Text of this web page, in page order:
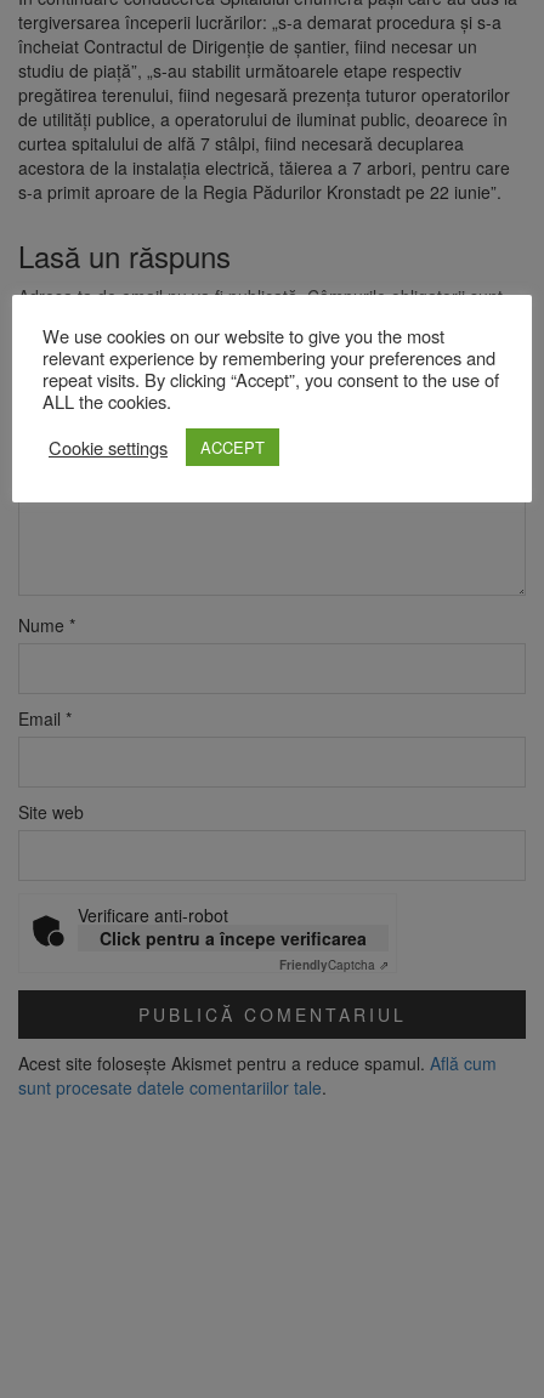
tergiversarea începerii lucrărilor: „s-a demarat procedura și s-a
încheiat Contractul de Dirigenție de șantier, fiind necesar un
studiu de piață”, „s-au stabilit următoarele etape respectiv
pregătirea terenului, fiind negesară prezența tuturor operatorilor
de utilități publice, a operatorului de iluminat public, deoarece în
curtea spitalului de alfă 7 stâlpi, fiind necesară decuplarea
acestora de la instalația electrică, tăierea a 7 arbori, pentru care
s-a primit aproare de la Regia Pădurilor Kronstadt pe 22 iunie”.
Lasă un răspuns
Adresa ta de email nu va fi publicată. Câmpurile obligatorii sunt
Comentariu*
Nume *
Email *
Site web
Verificare anti-robot
Click pentru a începe verificarea
FriendlyCaptcha ⇗
Acest site folosește Akismet pentru a reduce spamul. Află cum
sunt procesate datele comentariilor tale.
We use cookies on our website to give you the most
relevant experience by remembering your preferences and
repeat visits. By clicking “Accept”, you consent to the use of
ALL the cookies.
Cookie settings
ACCEPT